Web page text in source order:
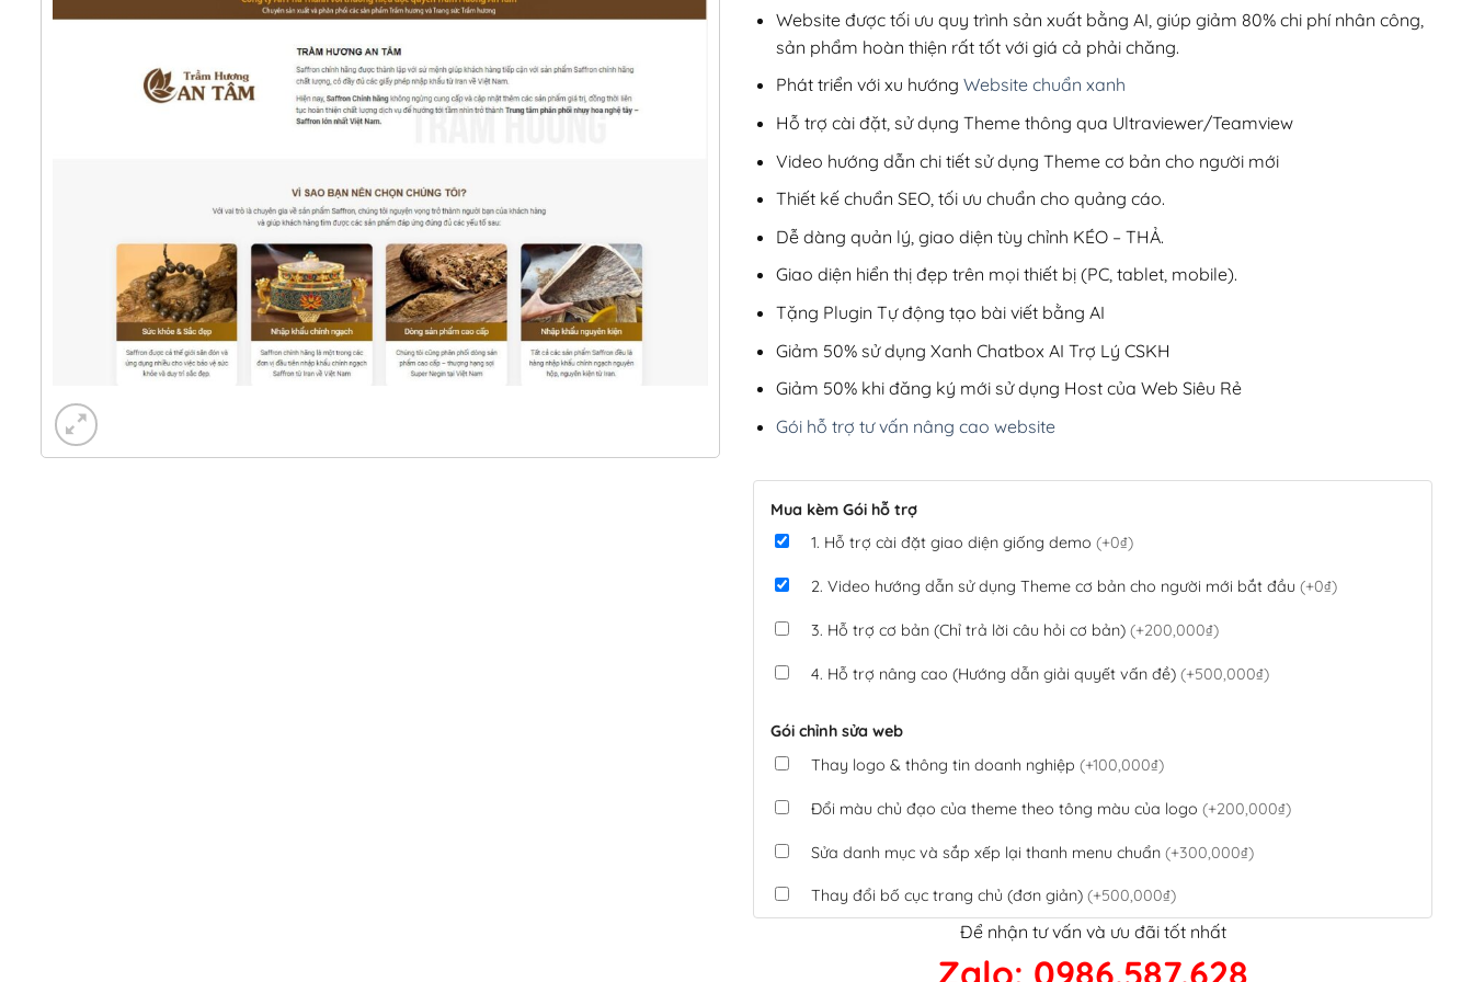
220,000₫.
Website được tối ưu quy trình sản xuất bằng AI, giúp giảm 80% chi phí nhân công,
sản phẩm hoàn thiện rất tốt với giá cả phải chăng.
Phát triển với xu hướng Website chuẩn xanh
Hỗ trợ cài đặt, sử dụng Theme thông qua Ultraviewer/Teamview
Video hướng dẫn chi tiết sử dụng Theme cơ bản cho người mới
Thiết kế chuẩn SEO, tối ưu chuẩn cho quảng cáo.
Dễ dàng quản lý, giao diện tùy chỉnh KÉO – THẢ.
Giao diện hiển thị đẹp trên mọi thiết bị (PC, tablet, mobile).
Tặng Plugin Tự động tạo bài viết bằng AI
Giảm 50% sử dụng Xanh Chatbox AI Trợ Lý CSKH
Giảm 50% khi đăng ký mới sử dụng Host của Web Siêu Rẻ
Gói hỗ trợ tư vấn nâng cao website
Mua kèm Gói hỗ trợ
1. Hỗ trợ cài đặt giao diện giống demo (+0₫)
2. Video hướng dẫn sử dụng Theme cơ bản cho người mới bắt đầu (+0₫)
3. Hỗ trợ cơ bản (Chỉ trả lời câu hỏi cơ bản) (+200,000₫)
4. Hỗ trợ nâng cao (Hướng dẫn giải quyết vấn đề) (+500,000₫)
Gói chỉnh sửa web
Thay logo & thông tin doanh nghiệp (+100,000₫)
Đổi màu chủ đạo của theme theo tông màu của logo (+200,000₫)
Sửa danh mục và sắp xếp lại thanh menu chuẩn (+300,000₫)
Thay đổi bố cục trang chủ (đơn giản) (+500,000₫)
Tích hợp thanh toán QR Code ngân hàng(+100,000₫)
Để nhận tư vấn và ưu đãi tốt nhất
Zalo: 0986.587.628